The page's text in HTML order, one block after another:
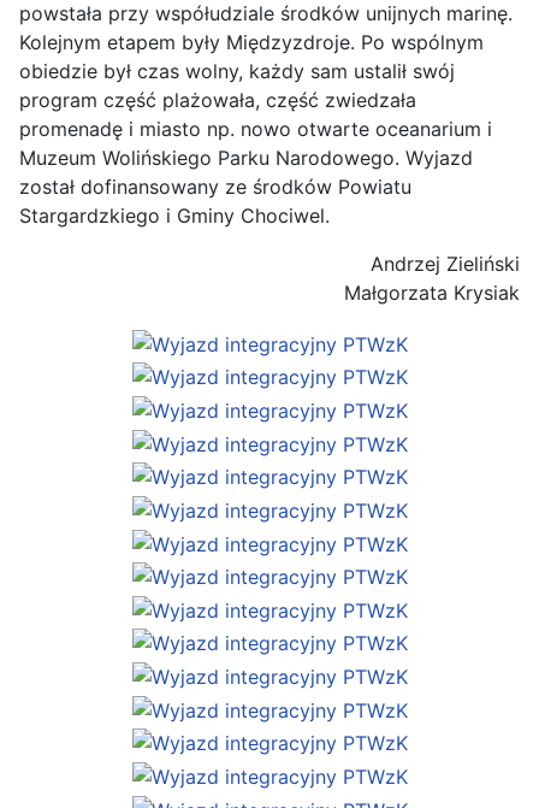
powstała przy współudziale środków unijnych marinę.
Kolejnym etapem były Międzyzdroje. Po wspólnym
obiedzie był czas wolny, każdy sam ustalił swój
program część plażowała, część zwiedzała
promenadę i miasto np. nowo otwarte oceanarium i
Muzeum Wolińskiego Parku Narodowego. Wyjazd
został dofinansowany ze środków Powiatu
Stargardzkiego i Gminy Chociwel.
Andrzej Zieliński
Małgorzata Krysiak